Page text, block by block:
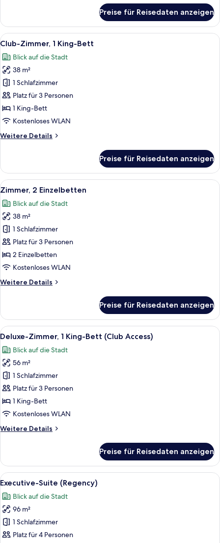
1 King-
Bett
Preise für Reisedaten anzeigen
Alle
Fotos
für
Club-
Zimmer,
1 King-
Bett
anzeigen
Ein Hotelzimmer mit einem großen
6
Club-Zimmer, 1 King-Bett
Blick auf die Stadt
38 m²
1 Schlafzimmer
Platz für 3 Personen
1 King-Bett
Kostenloses WLAN
Weitere Details
Weitere
Zimmer,
1 King-
Bett
Preise für Reisedaten anzeigen
Alle
Fotos
für
Zimmer,
2 Einzelbetten
anzeigen
Ein Hotelzimmer mit zwei Betten,
5
Zimmer, 2 Einzelbetten
Blick auf die Stadt
38 m²
1 Schlafzimmer
Platz für 3 Personen
2 Einzelbetten
Kostenloses WLAN
Weitere Details
Weitere
2 Einzelbetten
Preise für Reisedaten anzeigen
Alle
Fotos
für
Deluxe-
Zimmer,
1 King-
Bett
(Club
anzeigen
Ein Hotelzimmer mit Fernseher,
5
Deluxe-Zimmer, 1 King-Bett (Club Access)
Blick auf die Stadt
56 m²
1 Schlafzimmer
Platz für 3 Personen
1 King-Bett
Kostenloses WLAN
Weitere Details
Weitere
Zimmer,
1 King-
Bett
Access)
Preise für Reisedaten anzeigen
Alle
Fotos
für
Executive-
Suite
(Regency)
Ein modernes Hotelzimmer mit Sofa,
9
Executive-Suite (Regency)
Blick auf die Stadt
96 m²
1 Schlafzimmer
Platz für 4 Personen